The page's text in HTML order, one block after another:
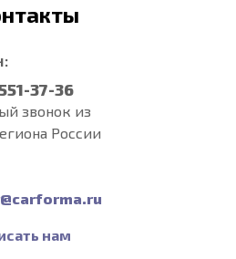
37-36
звонок из
России
нам